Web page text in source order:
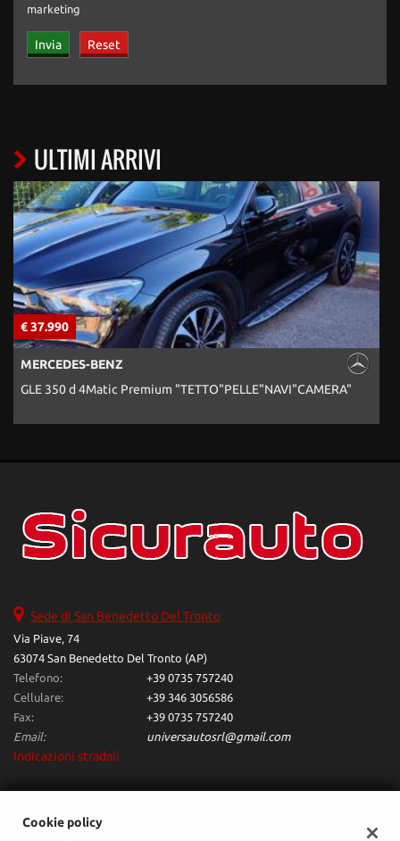
marketing
ULTIMI ARRIVI
€ 37.990
MERCEDES-BENZ
GLE 350 d 4Matic Premium "TETTO"PELLE"NAVI"CAMERA"
Sede di San Benedetto Del Tronto
Via Piave, 74
63074 San Benedetto Del Tronto (AP)
Telefono:
+39 0735 757240
Cellulare:
+39 346 3056586
Fax:
+39 0735 757240
Email:
universautosrl@gmail.com
Indicazioni stradali
Dati fiscali:
Cookie policy